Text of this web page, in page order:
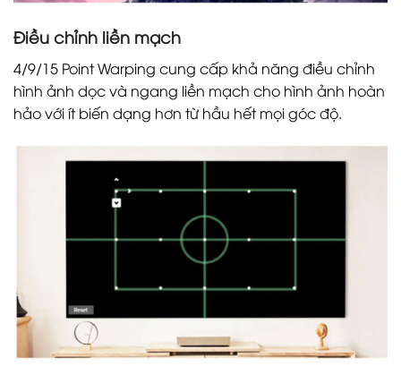
Điều chỉnh liền mạch
4/9/15 Point Warping cung cấp khả năng điều chỉnh
hình ảnh dọc và ngang liền mạch cho hình ảnh hoàn
hảo với ít biến dạng hơn từ hầu hết mọi góc độ.